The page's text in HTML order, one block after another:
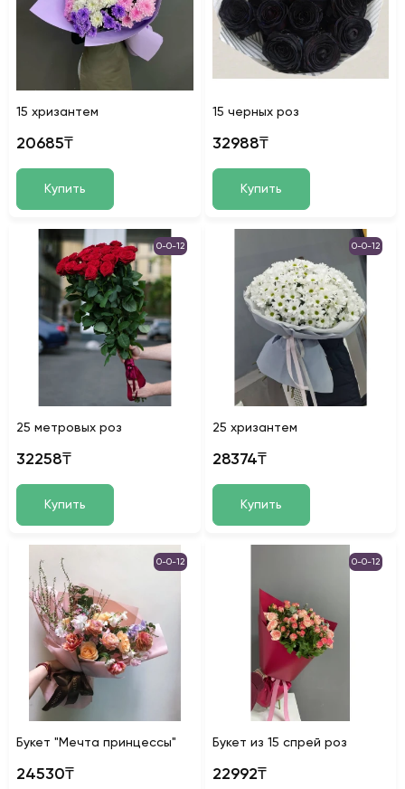
15 хризантем
20685₸
Купить
15 черных роз
32988₸
Купить
0-0-12
25 метровых роз
32258₸
Купить
0-0-12
25 хризантем
28374₸
Купить
0-0-12
Букет "Мечта принцессы"
24530₸
0-0-12
Букет из 15 спрей роз
22992₸